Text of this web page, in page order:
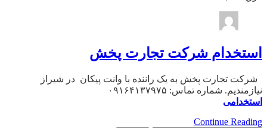
استخدام شرکت تجارت پخش
شرکت تجارت پخش به یک راننده با وانت پیکان در شیراز
نیازمندیم. شماره تماس: ۰۹۱۶۴۱۳۷۹۷۵
استخدامی
Continue Reading